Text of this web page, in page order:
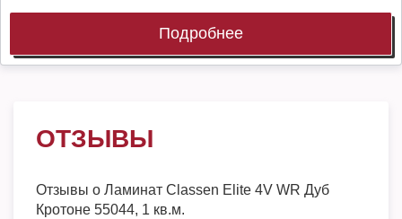
Подробнее
ОТЗЫВЫ
Отзывы о Ламинат Classen Elite 4V WR Дуб
Кротоне 55044, 1 кв.м.